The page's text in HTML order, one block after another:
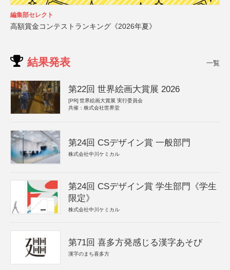
編集部セレクト
高額賞金コンテストランキング《2026年夏》
結果発表 一覧
第22回 世界絵画大賞展 2026
[PR] 世界絵画大賞展 実行委員会
共催：株式会社世界堂
第24回 CSデザイン賞 一般部門
株式会社中川ケミカル
第24回 CSデザイン賞 学生部門《学生
限定》
株式会社中川ケミカル
第71回 喜多方発感じる漢字あそび
漢字のまち喜多方